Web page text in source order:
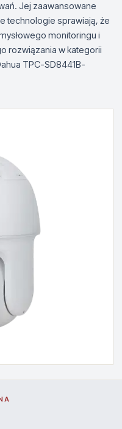
Jej zaawansowane
technologie sprawiają, że
monitoringu i
rozwiązania w kategorii
TPC-SD8441B-